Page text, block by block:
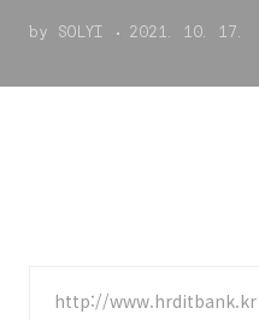
by SOLYI 2021. 10. 17.
http://www.hrditbank.kr